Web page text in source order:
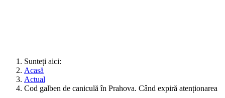
Sunteți aici:
Acasă
Actual
Cod galben de caniculă în Prahova. Când expiră atenționarea